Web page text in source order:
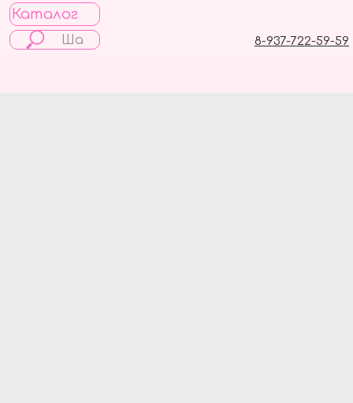
Каталог
8-937-722-59-59